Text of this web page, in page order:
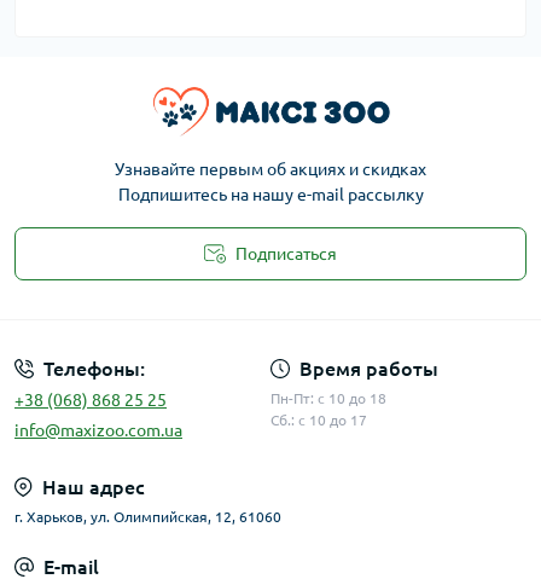
Узнавайте первым об акциях и скидках
Подпишитесь на нашу e-mail рассылку
Подписаться
Телефоны:
+38 (068) 868 25 25
info@maxizoo.com.ua
Время работы
Пн-Пт: с 10 до 18
Сб.: с 10 до 17
Наш адрес
г. Харьков, ул. Олимпийская, 12, 61060
E-mail